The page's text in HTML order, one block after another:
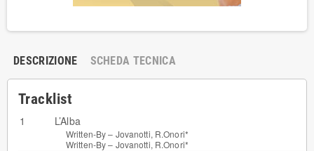
DESCRIZIONE SCHEDA TECNICA
Tracklist
1 L’Alba
Written-By – Jovanotti, R.Onori*
Written-By – Jovanotti, R.Onori*